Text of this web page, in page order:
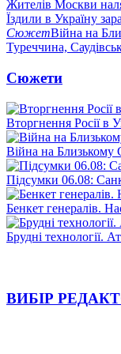
Жителів Москви
Їздили в Україну
СюжетВійна на
Туреччина,
Сюжети
Вторгнення Росії в
Війна на Близькому
Підсумки 06.08:
Бенкет генералів.
Брудні технології.
ВИБІР